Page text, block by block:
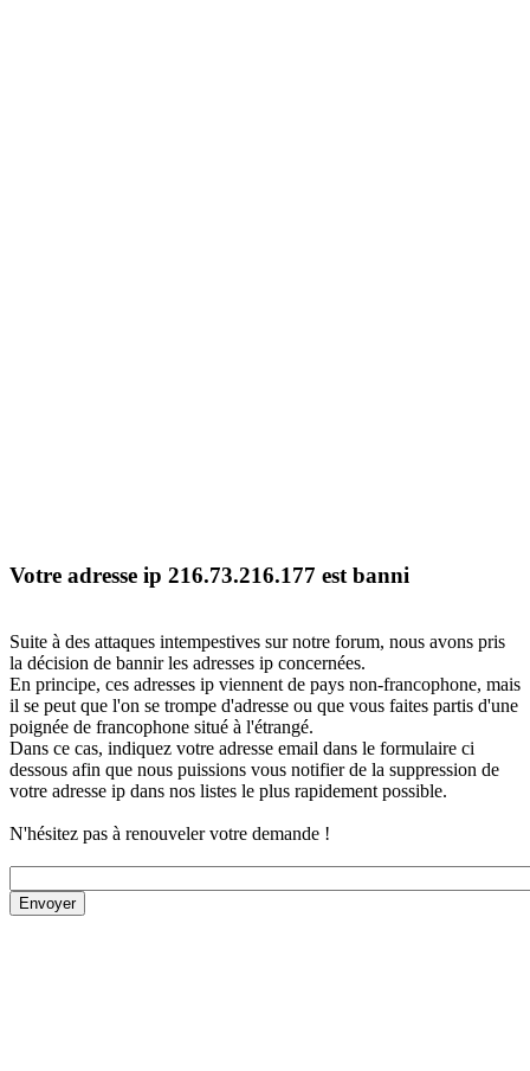
Votre adresse ip 216.73.216.177 est banni
Suite à des attaques intempestives sur notre forum, nous avons pris
la décision de bannir les adresses ip concernées.
En principe, ces adresses ip viennent de pays non-francophone, mais
il se peut que l'on se trompe d'adresse ou que vous faites partis d'une
poignée de francophone situé à l'étrangé.
Dans ce cas, indiquez votre adresse email dans le formulaire ci
dessous afin que nous puissions vous notifier de la suppression de
votre adresse ip dans nos listes le plus rapidement possible.
N'hésitez pas à renouveler votre demande !